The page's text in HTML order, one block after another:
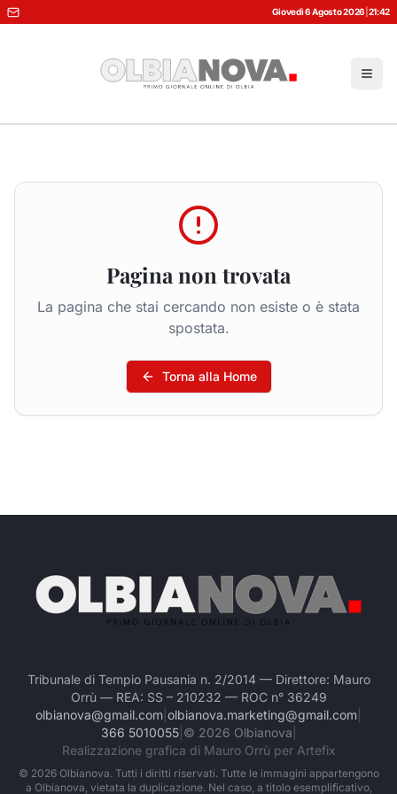
Giovedì 6 Agosto 2026 21:42
Pagina non trovata
La pagina che stai cercando non esiste o è stata
spostata.
Torna alla Home
Tribunale di Tempio Pausania n. 2/2014 — Direttore: Mauro
Orrù — REA: SS – 210232 — ROC n° 36249
olbianova@gmail.com olbianova.marketing@gmail.com
366 5010055| © 2026 Olbianova
Realizzazione grafica di Mauro Orrù per Artefix
© 2026Olbianova. Tutti i diritti riservati. Tutte le immagini appartengono
a Olbianova, vietata la duplicazione. Nel caso, a titolo esemplificativo,